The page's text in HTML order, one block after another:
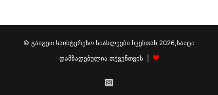
© გაიგეთ საინტერესო სიახლეები ჩვენთან 2026,საიტი
დამზადებულია თქვენთვის |
გამოგვიწერეთ